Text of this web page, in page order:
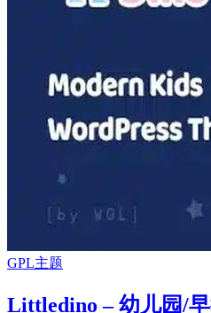
GPL主题
Littledino – 幼儿园/